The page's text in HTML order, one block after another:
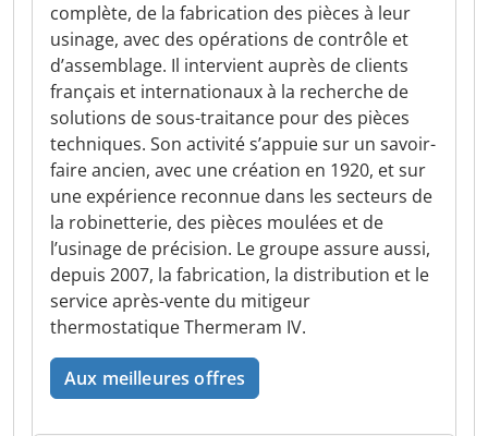
complète, de la fabrication des pièces à leur
usinage, avec des opérations de contrôle et
d’assemblage. Il intervient auprès de clients
français et internationaux à la recherche de
solutions de sous-traitance pour des pièces
techniques. Son activité s’appuie sur un savoir-
faire ancien, avec une création en 1920, et sur
une expérience reconnue dans les secteurs de
la robinetterie, des pièces moulées et de
l’usinage de précision. Le groupe assure aussi,
depuis 2007, la fabrication, la distribution et le
service après-vente du mitigeur
thermostatique Thermeram IV.
Aux meilleures offres